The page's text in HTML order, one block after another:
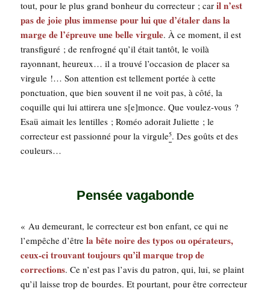
tout, pour le plus grand bon­heur du cor­rec­teur ; caril n’est
pas de joie plus immense pour lui que d’étaler dans la
marge de l’épreuve une belle vir­gule. À ce moment, il est
trans­fi­gu­ré ; de ren­fro­gné qu’il était tan­tôt, le voi­là
rayon­nant, heu­reux… il a trou­vé l’occasion de pla­cer sa
vir­gule !… Son atten­tion est tel­le­ment por­tée à cette
ponc­tua­tion, que bien sou­vent il ne voit pas, à côté, la
coquille qui lui atti­re­ra une s[e]monce. Que vou­lez-vous ?
Esaü aimait les len­tilles ; Roméo ado­rait Juliette ; le
cor­rec­teur est pas­sion­né pour la vir­gule5. Des goûts et des
couleurs…
Pensée vagabonde
« Au demeu­rant, le cor­rec­teur est bon enfant, ce qui ne
l’empêche d’êtrela bête noire des typos ou opé­ra­teurs,
ceux-ci trou­vant tou­jours qu’il marque trop de
cor­rec­tions. Ce n’est pas l’avis du patron, qui, lui, se plaint
qu’il laisse trop de bourdes. Et pour­tant, pour être cor­rec­teur